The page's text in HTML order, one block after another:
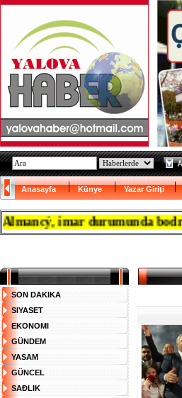
Anasayfa Künye Yazar Giriţi
imar durumunda
SON DAKIKA
SIYASET
EKONOMI
GÜNDEM
YASAM
GÜNCEL
SAĐLIK